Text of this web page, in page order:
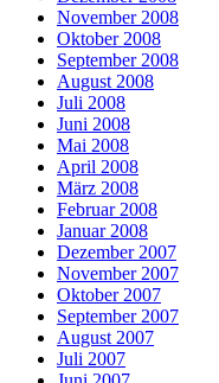
November 2008
Oktober 2008
September 2008
August 2008
Juli 2008
Juni 2008
Mai 2008
April 2008
März 2008
Februar 2008
Januar 2008
Dezember 2007
November 2007
Oktober 2007
September 2007
August 2007
Juli 2007